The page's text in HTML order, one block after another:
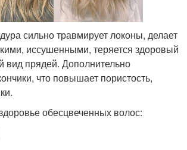
сильно травмирует локоны, делает
иссушенными, теряется здоровый
вид прядей. Дополнительно
что повышает пористость,
обесцвеченных волос: